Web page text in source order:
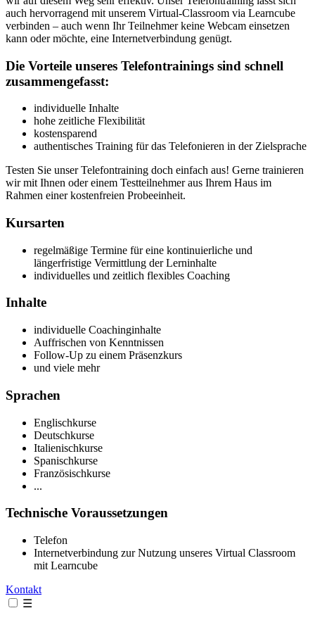
auch hervorragend mit unserem Virtual-Classroom via Learncube
verbinden – auch wenn Ihr Teilnehmer keine Webcam einsetzen
kann oder möchte, eine Internetverbindung genügt.
Die Vorteile unseres Telefontrainings sind schnell
zusammengefasst:
individuelle Inhalte
hohe zeitliche Flexibilität
kostensparend
authentisches Training für das Telefonieren in der Zielsprache
Testen Sie unser Telefontraining doch einfach aus! Gerne trainieren
wir mit Ihnen oder einem Testteilnehmer aus Ihrem Haus im
Rahmen einer kostenfreien Probeeinheit.
Kursarten
regelmäßige Termine für eine kontinuierliche und
längerfristige Vermittlung der Lerninhalte
individuelles und zeitlich flexibles Coaching
Inhalte
individuelle Coachinginhalte
Auffrischen von Kenntnissen
Follow-Up zu einem Präsenzkurs
und viele mehr
Sprachen
Englischkurse
Deutschkurse
Italienischkurse
Spanischkurse
Französischkurse
...
Technische Voraussetzungen
Telefon
Internetverbindung zur Nutzung unseres Virtual Classroom
mit Learncube
Kontakt
☰